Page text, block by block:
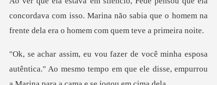
concordava com isso. Marina não sabia que o homem na
osa
autêntica." Ao mesmo tempo em que ele disse, em